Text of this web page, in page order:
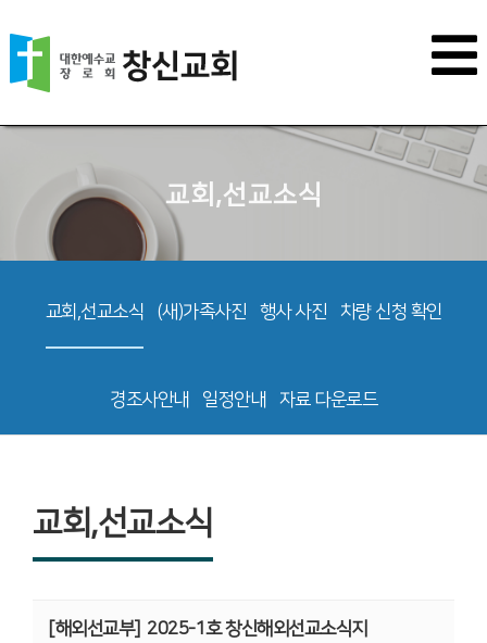
교회,선교소식
교회,선교소식 (새)가족사진 행사 사진 차량 신청 확인
경조사안내 일정안내 자료 다운로드
교회,선교소식
[해외선교부] 2025-1호 창신해외선교소식지